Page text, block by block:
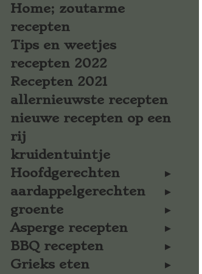
Home; zoutarme
recepten
Tips en weetjes
recepten 2022
Recepten 2021
allernieuwste recepten
nieuwe recepten op een
rij
kruidentuintje
Hoofdgerechten
aardappelgerechten
groente
Asperge recepten
BBQ recepten
Grieks eten